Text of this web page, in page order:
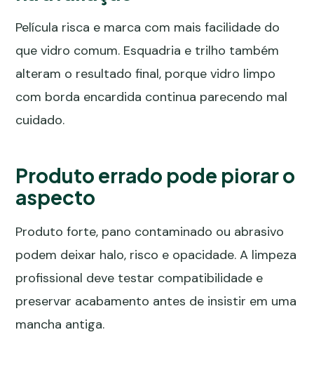
Película risca e marca com mais facilidade do
que vidro comum. Esquadria e trilho também
alteram o resultado final, porque vidro limpo
com borda encardida continua parecendo mal
cuidado.
Produto errado pode piorar o
aspecto
Produto forte, pano contaminado ou abrasivo
podem deixar halo, risco e opacidade. A limpeza
profissional deve testar compatibilidade e
preservar acabamento antes de insistir em uma
mancha antiga.